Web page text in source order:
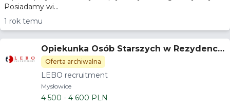
Posiadamy wi...
1 rok temu
Opiekunka Osób Starszych w Rezydencja
Seniora
Oferta archiwalna
LEBO recruitment
Mysłowice
4 500 - 4 600 PLN